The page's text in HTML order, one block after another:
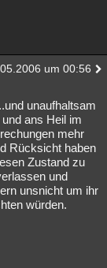
um 00:56
unaufhaltsam
ans Heil im
mehr
Rücksicht haben
Zustand zu
und
unsnicht um ihr
würden.